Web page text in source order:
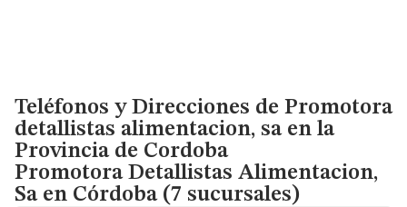
Teléfonos y Direcciones de Promotora
detallistas alimentacion, sa en la
Provincia de Cordoba
Promotora Detallistas Alimentacion,
Saen Córdoba (7 sucursales)